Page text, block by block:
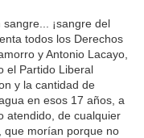
¡sangre del
todos los Derechos
y Antonio Lacayo,
el Partido Liberal
y la cantidad de
en esos 17 años, a
atendido, de cualquier
que morían porque no